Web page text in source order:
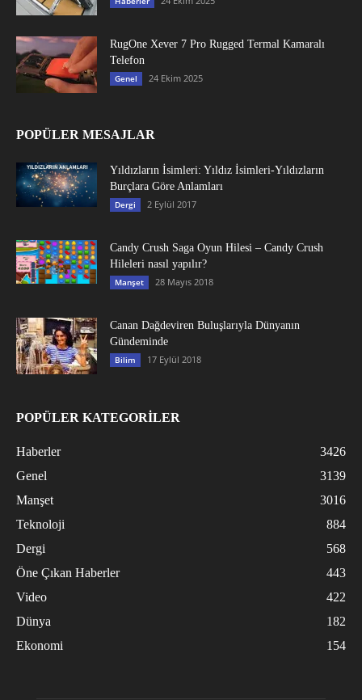
RugOne Xever 7 Pro Rugged Termal Kamaralı
Telefon
Genel 24 Ekim 2025
POPÜLER MESAJLAR
Yıldızların İsimleri: Yıldız İsimleri-Yıldızların
Burçlara Göre Anlamları
Dergi 2 Eylül 2017
Candy Crush Saga Oyun Hilesi – Candy Crush
Hileleri nasıl yapılır?
Manşet 28 Mayıs 2018
Canan Dağdeviren Buluşlarıyla Dünyanın
Gündeminde
Bilim 17 Eylül 2018
POPÜLER KATEGORİLER
Haberler
3426
Genel
3139
Manşet
3016
Teknoloji
884
Dergi
568
Öne Çıkan Haberler
443
Video
422
Dünya
182
Ekonomi
154